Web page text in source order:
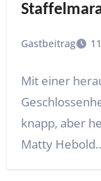
Gastbeitrag
Mit einer
knapp, aber
Matty